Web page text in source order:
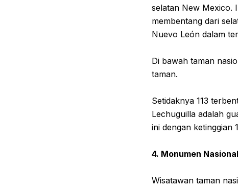
selatan New Mexico.
membentang dari
Nuevo León dalam
Di bawah taman
taman.
Setidaknya 113
Lechuguilla adalah
ini dengan ketinggian
4. Monumen
Wisatawan taman